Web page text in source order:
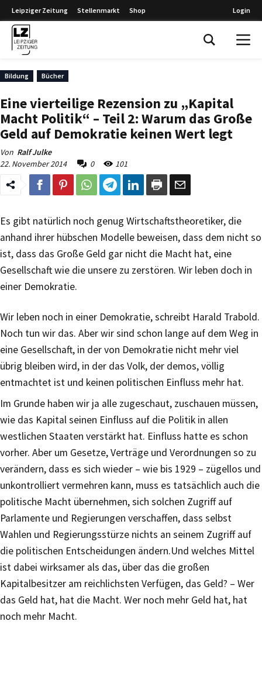
Leipziger Zeitung Stellenmarkt Shop Login
Bildung Bücher
Eine vierteilige Rezension zu „Kapital
Macht Politik“ – Teil 2: Warum das Große
Geld auf Demokratie keinen Wert legt
Von Ralf Julke
22. November 2014
0 101
Es gibt natürlich noch genug Wirtschaftstheoretiker, die
anhand ihrer hübschen Modelle beweisen, dass dem nicht so
ist, dass das Große Geld gar nicht die Macht hat, eine
Gesellschaft wie die unsere zu zerstören. Wir leben doch in
einer Demokratie.
Wir leben noch in einer Demokratie, schreibt Harald Trabold.
Noch tun wir das. Aber wir sind schon lange auf dem Weg in
eine Gesellschaft, in der von Demokratie nicht mehr viel
übrig bleiben wird, in der das Volk, der demos, völlig
entmachtet ist und keinen politischen Einfluss mehr hat.
Im Grunde haben wir ja alle zugeschaut, zuschauen müssen,
wie das Kapital seinen Einfluss auf die Politik in allen
westlichen Staaten verstärkt hat. Einfluss hatte es schon
vorher. Aber um Gesetze, Verträge und Verordnungen so zu
verändern, dass es sich wieder – wie bis 1929 – zügellos und
unkontrolliert vermehren kann, muss es tatsächlich auch die
politische Macht übernehmen, sich solchen Zugriff auf
Parlamente und Regierungen verschaffen, dass selbst
Wahlen und Regierungsstürze nichts an seinem Zugriff auf
die politischen Entscheidungen ändern.Und welches Mittel
ist dabei wirksamer als das, über das die großen
Kapitalbesitzer am reichlichsten Verfügen, das Geld? – Wer
das Geld hat, hat die Macht. Wer noch mehr Geld hat, hat
noch mehr Macht.